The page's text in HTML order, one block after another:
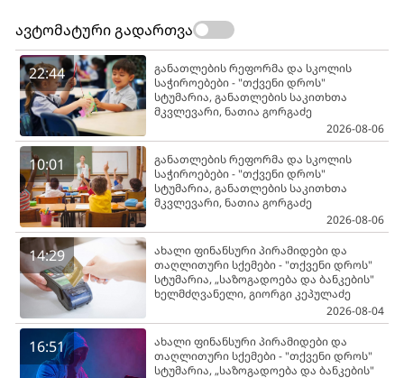
ავტომატური გადართვა
22:44
განათლების რეფორმა და სკოლის
საჭიროებები - "თქვენი დროს"
სტუმარია, განათლების საკითხთა
მკვლევარი, ნათია გორგაძე
2026-08-06
10:01
განათლების რეფორმა და სკოლის
საჭიროებები - "თქვენი დროს"
სტუმარია, განათლების საკითხთა
მკვლევარი, ნათია გორგაძე
2026-08-06
14:29
ახალი ფინანსური პირამიდები და
თაღლითური სქემები - "თქვენი დროს"
სტუმარია, „საზოგადოება და ბანკების"
ხელმძღვანელი, გიორგი კეპულაძე
2026-08-04
16:51
ახალი ფინანსური პირამიდები და
თაღლითური სქემები - "თქვენი დროს"
სტუმარია, „საზოგადოება და ბანკების"